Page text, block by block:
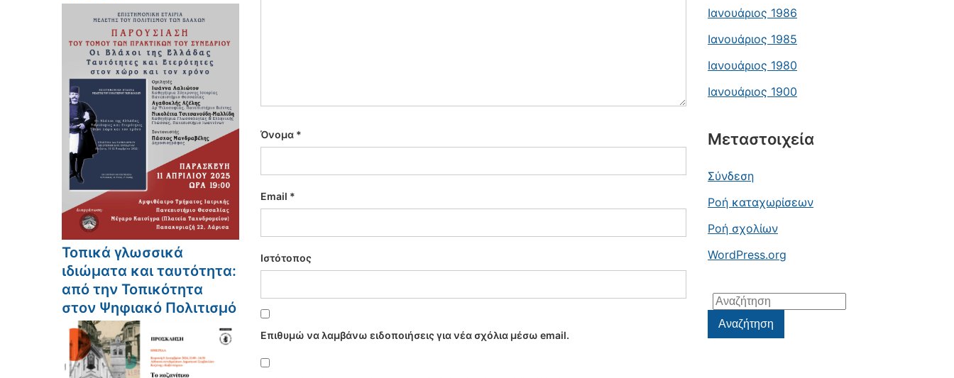
Τοπικά γλωσσικά
ιδιώματα και ταυτότητα:
από την Τοπικότητα
στον Ψηφιακό Πολιτισμό
Όνομα *
Email *
Ιστότοπος
Επιθυμώ να λαμβάνω ειδοποιήσεις για νέα σχόλια μέσω email.
Ιανουάριος 1986
Ιανουάριος 1985
Ιανουάριος 1980
Ιανουάριος 1900
Μεταστοιχεία
Σύνδεση
Ροή καταχωρίσεων
Ροή σχολίων
WordPress.org
Αναζήτηση
για:Αναζήτηση